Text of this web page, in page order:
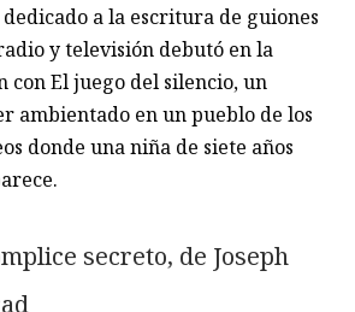
a la escritura de guiones
y televisión debutó en la
con El juego del silencio, un
ambientado en un pueblo de los
donde una niña de siete años
secreto, de Joseph